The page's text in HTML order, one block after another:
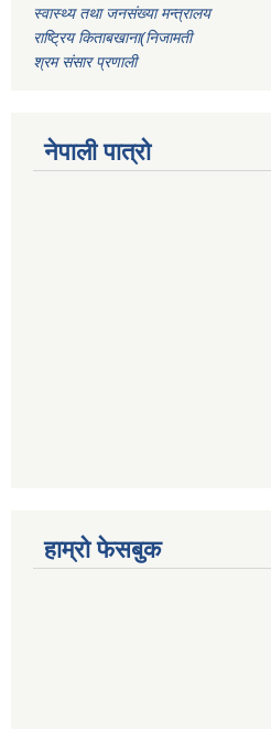
स्वास्थ्य तथा जनसंख्या मन्त्रालय
राष्ट्रिय किताबखाना(निजामती
श्रम संसार प्रणाली
नेपाली पात्रो
हाम्रो फेसबुक